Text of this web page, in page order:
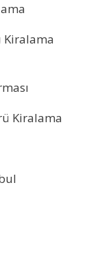
Kiralama
Kiralama